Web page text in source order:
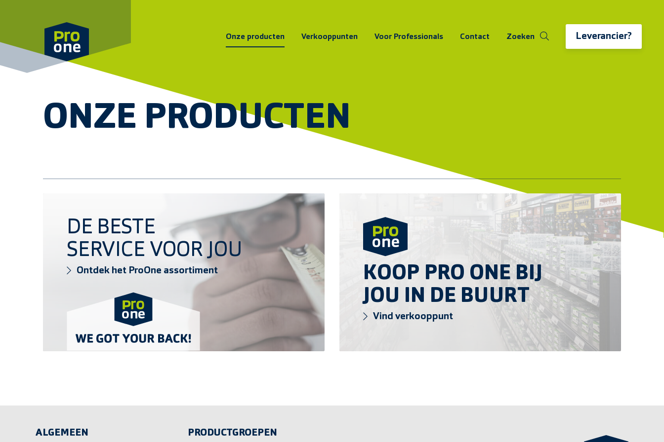
Onze producten Verkooppunten Voor Professionals Contact Zoeken Leverancier?
ONZE PRODUCTEN
DE BESTE
SERVICE VOOR JOU
Ontdek het ProOne assortiment
KOOP PRO ONE BIJ
JOU IN DE BUURT
Vind verkooppunt
ALGEMEEN PRODUCTGROEPEN